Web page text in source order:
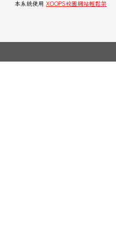
本系統使用 XOOPS校園網站輕鬆架